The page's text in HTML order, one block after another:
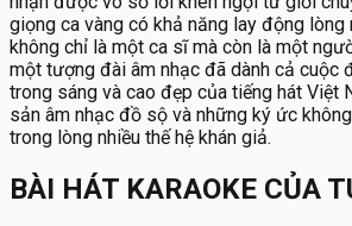
giọng ca vàng có khả năng lay động
không chỉ là một ca sĩ mà còn là một
một tượng đài âm nhạc đã dành cả cuộc
trong sáng và cao đẹp của tiếng hát Việt
sản âm nhạc đồ sộ và những ký ức
trong lòng nhiều thế hệ khán giả.
BÀI HÁT KARAOKE CỦA